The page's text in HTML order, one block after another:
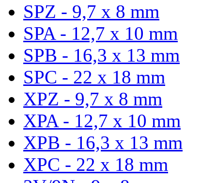
SPZ - 9,7 x 8 mm
SPA - 12,7 x 10 mm
SPB - 16,3 x 13 mm
SPC - 22 x 18 mm
XPZ - 9,7 x 8 mm
XPA - 12,7 x 10 mm
XPB - 16,3 x 13 mm
XPC - 22 x 18 mm